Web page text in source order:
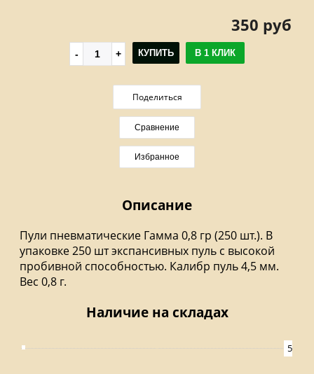
350 руб
КУПИТЬ В 1 КЛИК
Поделиться
Сравнение
Избранное
Описание
Пули пневматические Гамма 0,8 гр (250 шт.). В
упаковке 250 шт экспансивных пуль с высокой
пробивной способностью. Калибр пуль 4,5 мм.
Вес 0,8 г.
Наличие на складах
5